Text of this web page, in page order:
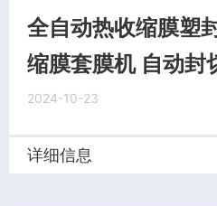
全自动热收缩膜塑
缩膜套膜机 自动封
2024-10-23
详细信息